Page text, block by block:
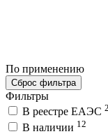
По применению
Сброс фильтра
Фильтры
В реестре ЕАЭС 2
В наличии 12